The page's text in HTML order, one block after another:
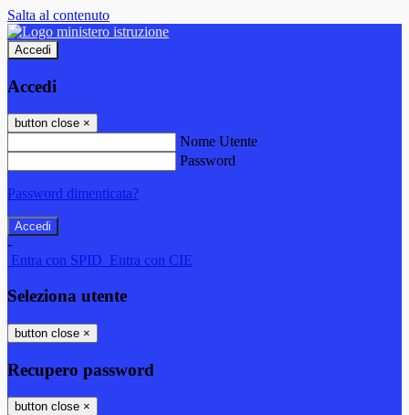
Salta al contenuto
Accedi
Accedi
button close ×
Nome Utente
Password
Password dimenticata?
-
Entra con SPID Entra con CIE
Seleziona utente
button close ×
Recupero password
button close ×